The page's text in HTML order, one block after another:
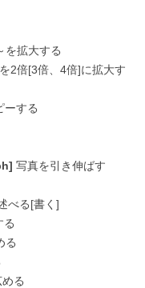
を拡大する
2倍[3倍、4倍]に拡大す
ーする
写真を引き伸ばす
べる[書く]
る
る
る